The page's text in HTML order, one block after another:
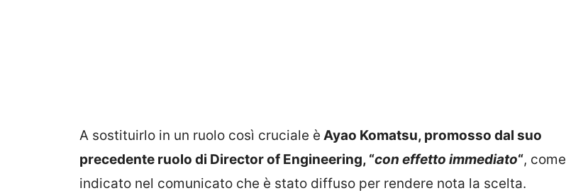
A sostituirlo in un ruolo così cruciale è Ayao Komatsu, promosso dal suo
precedente ruolo di Director of Engineering, “con effetto immediato“, come
indicato nel comunicato che è stato diffuso per rendere nota la scelta.